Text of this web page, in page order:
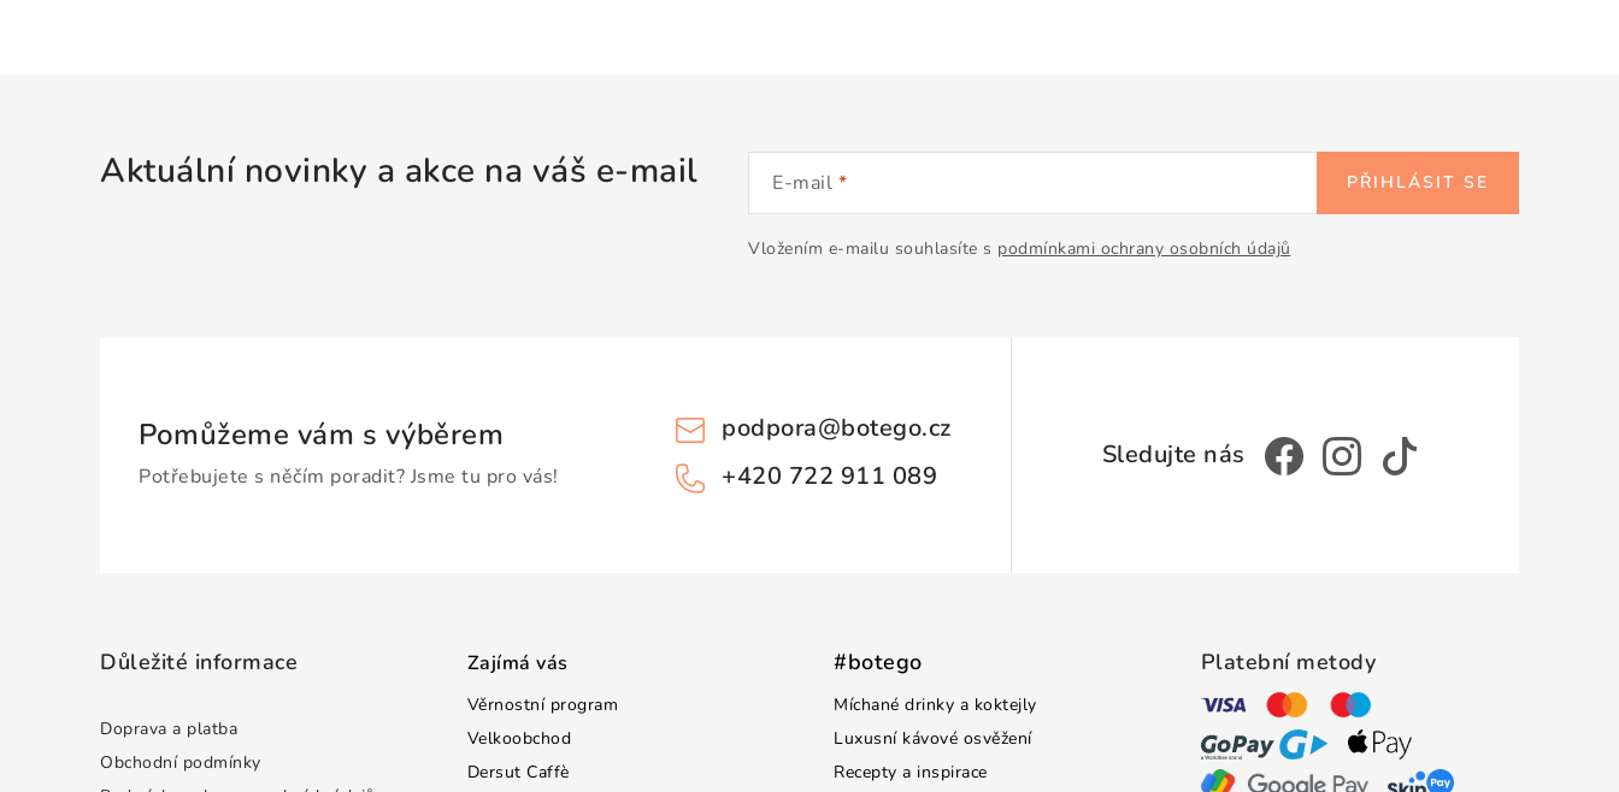
Aktuální novinky a akce na váš e-mail E-mail
Vložením e-mailu souhlasíte s podmínkami ochrany osobních údajů
PŘIHLÁSIT SE
Pomůžeme vám s výběrem
Potřebujete s něčím poradit? Jsme tu pro vás!
podpora@botego.cz
+420 722 911 089
Důležité informace
Doprava a platba
Obchodní podmínky
Zajímá vás
Věrnostní program
Velkoobchod
Dersut Caffè
#botego
Míchané drinky a koktejly
Luxusní kávové osvěžení
Recepty a inspirace
Platební metody